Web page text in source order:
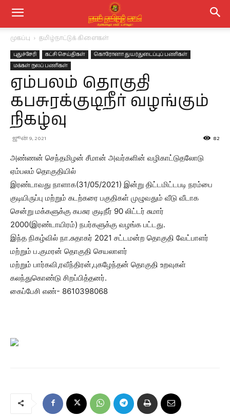
முகப்பு தமிழ்நாட்டுக் கிளைகள்
புதுச்சேரி கட்சி செய்திகள்
கொரோனா துயர்துடைப்புப் பணிகள்
மக்கள் நலப் பணிகள்
ஏம்பலம் தொகுதி
கபசுரக்குடிநீர் வழங்கும்
நிகழ்வு
ஜூன் 9, 2021 82
அண்ணன் செந்தமிழன் சீமான் அவர்களின் வழிகாட்டுதலோடு
ஏம்பலம் தொகுதியில்
இரண்டாவது நாளாக(31/05/2021) இன்று திட்டமிட்டபடி நரம்பை
குடியிருப்பு மற்றும் கடற்கரை பகுதிகள் முழுவதும் வீடு வீடாக
சென்று மக்களுக்கு கபசுர குடிநீர் 90 லிட்டர் சுமார்
2000(இரண்டாயிரம்) நபர்களுக்கு வழங்க பட்டது.
இந்த நிகழ்வில் நா.சுதாகர் 2021 சட்டமன்ற தொகுதி வேட்பாளர்
மற்றும் ப.குமரன் தொகுதி செயலாளர்
மற்றும் பார்கவி,ரவீந்திரன்,புகழேந்தன் தொகுதி உறவுகள்
கலந்துகொண்டு சிறப்பித்தனர்.
கைப்பேசி எண்- 8610398068